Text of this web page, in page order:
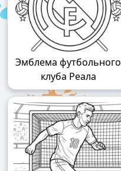
Эмблема футбольного
клуба Реала